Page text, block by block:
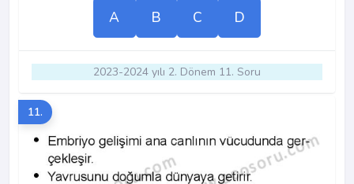
A B C D
2023-2024 yılı 2. Dönem 11. Soru
11.